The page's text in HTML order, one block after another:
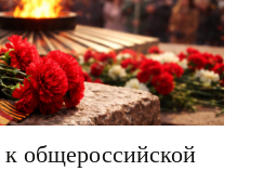
общероссийской